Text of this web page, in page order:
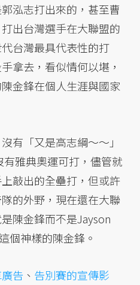
泓志打出來的，甚至曹
出台灣選手在大聯盟的
台灣最具代表性的打
拿去，看似情何以堪，
金鋒在個人生涯與國家
有「又是高志綱～～」
雅典奧運可打，儘管就
敲出的全壘打，但或許
的外野，現在還在大聯
陳金鋒而不是Jayson
個神樣的陳金鋒。
告 、 告別賽的宣傳影